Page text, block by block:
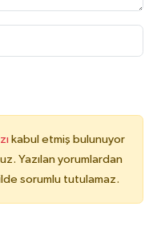
kabul etmiş bulunuyor
Yazılan yorumlardan
sorumlu tutulamaz.